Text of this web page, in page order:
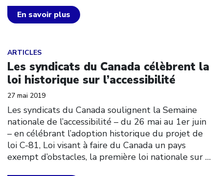
En savoir plus
ARTICLES
Les syndicats du Canada célèbrent la
loi historique sur l’accessibilité
27 mai 2019
Les syndicats du Canada soulignent la Semaine
nationale de l’accessibilité – du 26 mai au 1er juin
– en célébrant l’adoption historique du projet de
loi C-81, Loi visant à faire du Canada un pays
exempt d’obstacles, la première loi nationale sur …
Click to open the link